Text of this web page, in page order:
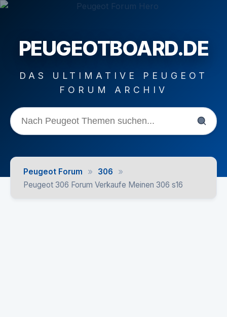
PEUGEOTBOARD.DE
DAS ULTIMATIVE PEUGEOT
FORUM ARCHIV
Peugeot Forum » 306 »
Peugeot 306 Forum Verkaufe Meinen 306 s16